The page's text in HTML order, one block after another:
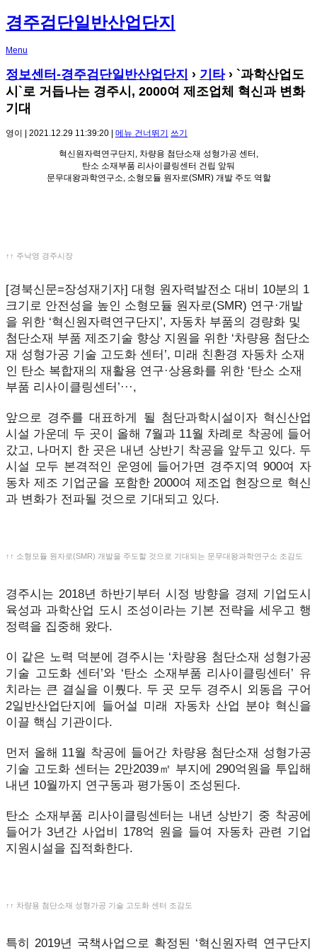
경주검단일반산업단지
Menu
정보센터-경주검단일반산업단지 › 기타› `과학산업도
시`로 거듭나는 경주시, 2000여 제조업체 혁신과 변화
기대
영이 | 2021.12.29 11:39:20 | 메뉴 건너뛰기 쓰기
혁신원자력연구단지, 차량용 첨단소재 성형가공 센터,
탄소 소재부품 리사이클링센터 건립 앞둬
문무대왕과학연구소, 소형모듈 원자로(SMR) 개발 주도 역할
↑↑ 주낙영 경주시장
[경북신문=장성재기자] 대형 원자력발전소 대비 10분의 1
크기로 안전성을 높인 소형모듈 원자로(SMR) 연구·개발
을 위한 ‘혁신원자력연구단지’, 자동차 부품의 경량화 및
첨단소재 부품 제조기술 향상 지원을 위한 ‘차량용 첨단소
재 성형가공 기술 고도화 센터’, 미래 친환경 자동차 소재
인 탄소 복합재의 재활용 연구·상용화를 위한 ‘탄소 소재
부품 리사이클링센터’···,
앞으로 경주를 대표하게 될 첨단과학시설이자 혁신산업
시설 가운데 두 곳이 올해 7월과 11월 차례로 착공에 들어
갔고, 나머지 한 곳은 내년 상반기 착공을 앞두고 있다. 두
시설 모두 본격적인 운영에 들어가면 경주지역 900여 자
동차 제조 기업군을 포함한 2000여 제조업 현장으로 혁신
과 변화가 전파될 것으로 기대되고 있다.
↑↑ 소형모듈 원자로(SMR) 개발을 주도할 것으로 기대되는 문무대왕과학연구소 조감도
경주시는 2018년 하반기부터 시정 방향을 경제 기업도시
육성과 과학산업 도시 조성이라는 기본 전략을 세우고 행
정력을 집중해 왔다.
이 같은 노력 덕분에 경주시는 ‘차량용 첨단소재 성형가공
기술 고도화 센터’와 ‘탄소 소재부품 리사이클링센터’ 유
치라는 큰 결실을 이뤘다. 두 곳 모두 경주시 외동읍 구어
2일반산업단지에 들어설 미래 자동차 산업 분야 혁신을
이끌 핵심 기관이다.
먼저 올해 11월 착공에 들어간 차량용 첨단소재 성형가공
기술 고도화 센터는 2만2039㎡ 부지에 290억원을 투입해
내년 10월까지 연구동과 평가동이 조성된다.
탄소 소재부품 리사이클링센터는 내년 상반기 중 착공에
들어가 3년간 사업비 178억 원을 들여 자동차 관련 기업
지원시설을 집적화한다.
↑↑ 차량용 첨단소재 성형가공 기술 고도화 센터 조감도
특히 2019년 국책사업으로 확정된 ‘혁신원자력 연구단지